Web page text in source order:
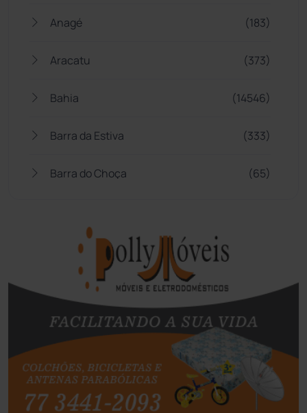
Anagé (183)
Aracatu (373)
Bahia (14546)
Barra da Estiva (333)
Barra do Choça (65)
Bom Jesus da Lapa
Boquira
Botuporã (72)
Brasil (7680)
Brumado (31958)